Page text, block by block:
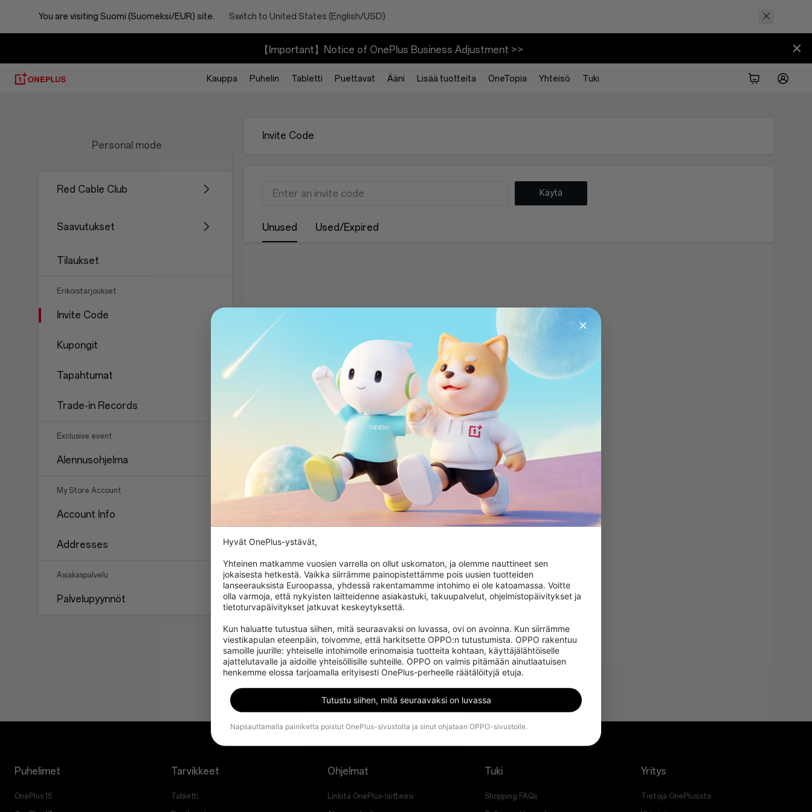
You are visiting Suomi (Suomeksi/EUR) site. Switch to United States (English/USD)
【Important】Notice of OnePlus Business Adjustment >>
Kauppa Puhelin Tabletti Puettavat Ääni Lisää tuotteita OneTopia Yhteisö Tuki
Personal mode
Red Cable Club
Saavutukset
Tilaukset
Erikoistarjoukset
Invite Code
Kupongit
Tapahtumat
Trade-in Records
Exclusive event
Alennusohjelma
My Store Account
Account Info
Addresses
Asiakaspalvelu
Palvelupyynnöt
Invite Code
Käytä
Unused Used/Expired
You don't have any unused invite code.
Puhelimet
OnePlus 15
Tarvikkeet
Tabletti
Ohjelmat
Linkitä OnePlus-laitteesi
Tuki
Shopping FAQs
Yritys
Tietoja OnePlusista
Hyvät OnePlus-ystävät,
Yhteinen matkamme vuosien varrella on ollut uskomaton, ja olemme nauttineet sen
jokaisesta hetkestä. Vaikka siirrämme painopistettämme pois uusien tuotteiden
lanseerauksista Euroopassa, yhdessä rakentamamme intohimo ei ole katoamassa. Voitte
olla varmoja, että nykyisten laitteidenne asiakastuki, takuupalvelut, ohjelmistopäivitykset ja
tietoturvapäivitykset jatkuvat keskeytyksettä.
Kun haluatte tutustua siihen, mitä seuraavaksi on luvassa, ovi on avoinna. Kun siirrämme
viestikapulan eteenpäin, toivomme, että harkitsette OPPO:n tutustumista. OPPO rakentuu
samoille juurille: yhteiselle intohimolle erinomaisia tuotteita kohtaan, käyttäjälähtöiselle
ajattelutavalle ja aidoille yhteisöllisille suhteille. OPPO on valmis pitämään ainutlaatuisen
henkemme elossa tarjoamalla erityisesti OnePlus-perheelle räätälöityjä etuja.
Tutustu siihen, mitä seuraavaksi on luvassa
Napsauttamalla painiketta poistut OnePlus-sivustolta ja sinut ohjataan OPPO-sivustolle.